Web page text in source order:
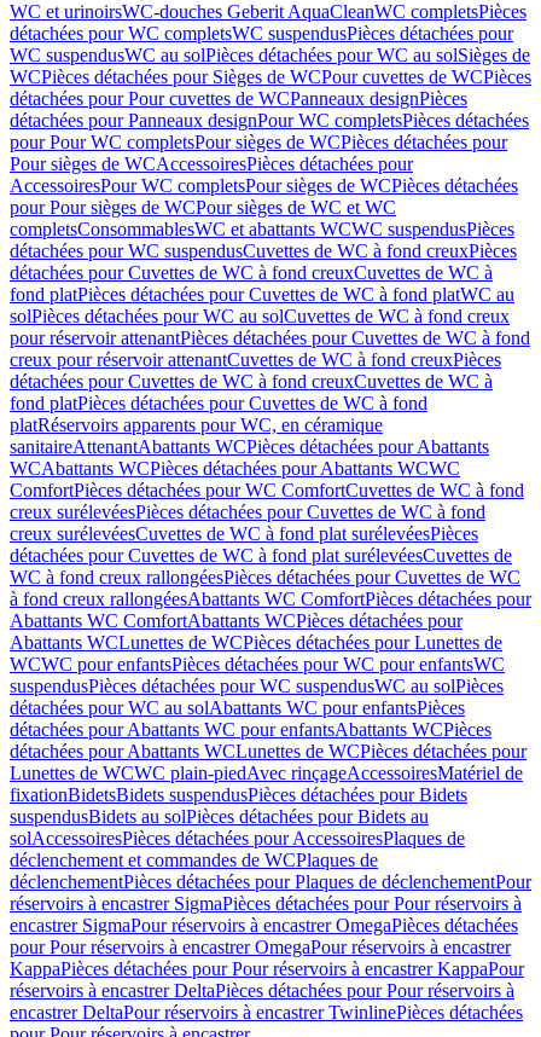
WC et urinoirsWC-douches Geberit AquaCleanWC completsPièces
détachées pour WC completsWC suspendusPièces détachées pour
WC suspendusWC au solPièces détachées pour WC au solSièges de
WCPièces détachées pour Sièges de WCPour cuvettes de WCPièces
détachées pour Pour cuvettes de WCPanneaux designPièces
détachées pour Panneaux designPour WC completsPièces détachées
pour Pour WC completsPour sièges de WCPièces détachées pour
Pour sièges de WCAccessoiresPièces détachées pour
AccessoiresPour WC completsPour sièges de WCPièces détachées
pour Pour sièges de WCPour sièges de WC et WC
completsConsommablesWC et abattants WCWC suspendusPièces
détachées pour WC suspendusCuvettes de WC à fond creuxPièces
détachées pour Cuvettes de WC à fond creuxCuvettes de WC à
fond platPièces détachées pour Cuvettes de WC à fond platWC au
solPièces détachées pour WC au solCuvettes de WC à fond creux
pour réservoir attenantPièces détachées pour Cuvettes de WC à fond
creux pour réservoir attenantCuvettes de WC à fond creuxPièces
détachées pour Cuvettes de WC à fond creuxCuvettes de WC à
fond platPièces détachées pour Cuvettes de WC à fond
platRéservoirs apparents pour WC, en céramique
sanitaireAttenantAbattants WCPièces détachées pour Abattants
WCAbattants WCPièces détachées pour Abattants WCWC
ComfortPièces détachées pour WC ComfortCuvettes de WC à fond
creux surélevéesPièces détachées pour Cuvettes de WC à fond
creux surélevéesCuvettes de WC à fond plat surélevéesPièces
détachées pour Cuvettes de WC à fond plat surélevéesCuvettes de
WC à fond creux rallongéesPièces détachées pour Cuvettes de WC
à fond creux rallongéesAbattants WC ComfortPièces détachées pour
Abattants WC ComfortAbattants WCPièces détachées pour
Abattants WCLunettes de WCPièces détachées pour Lunettes de
WCWC pour enfantsPièces détachées pour WC pour enfantsWC
suspendusPièces détachées pour WC suspendusWC au solPièces
détachées pour WC au solAbattants WC pour enfantsPièces
détachées pour Abattants WC pour enfantsAbattants WCPièces
détachées pour Abattants WCLunettes de WCPièces détachées pour
Lunettes de WCWC plain-piedAvec rinçageAccessoiresMatériel de
fixationBidetsBidets suspendusPièces détachées pour Bidets
suspendusBidets au solPièces détachées pour Bidets au
solAccessoiresPièces détachées pour AccessoiresPlaques de
déclenchement et commandes de WCPlaques de
déclenchementPièces détachées pour Plaques de déclenchementPour
réservoirs à encastrer SigmaPièces détachées pour Pour réservoirs à
encastrer SigmaPour réservoirs à encastrer OmegaPièces détachées
pour Pour réservoirs à encastrer OmegaPour réservoirs à encastrer
KappaPièces détachées pour Pour réservoirs à encastrer KappaPour
réservoirs à encastrer DeltaPièces détachées pour Pour réservoirs à
encastrer DeltaPour réservoirs à encastrer TwinlinePièces détachées